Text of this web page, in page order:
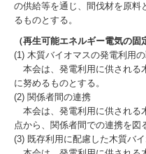
の供給等を通じ、間伐材を原料
るものとする。
（再生可能エネルギー電気の固
(1) 木質バイオマスの発電利用
本会は、発電利用に供される
に努めるものとする。
(2) 関係者間の連携
本会は、発電利用に供される
点から、関係者間での連携を図
(3) 既存利用に配慮した木質バ